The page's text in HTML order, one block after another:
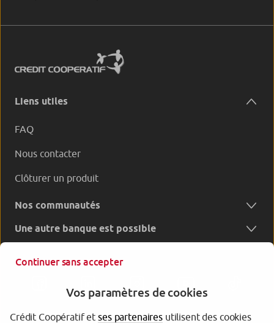
Liens utiles
FAQ
Nous contacter
Clôturer un produit
Nos communautés
Une autre banque est possible
Continuer sans accepter
Vos paramètres de cookies
Crédit Coopératif etses partenairesutilisent des cookies